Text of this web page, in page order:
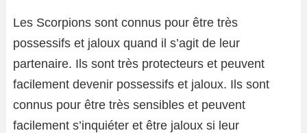
Les Scorpions sont connus pour être très
possessifs et jaloux quand il s’agit de leur
partenaire. Ils sont très protecteurs et peuvent
facilement devenir possessifs et jaloux. Ils sont
connus pour être très sensibles et peuvent
facilement s’inquiéter et être jaloux si leur